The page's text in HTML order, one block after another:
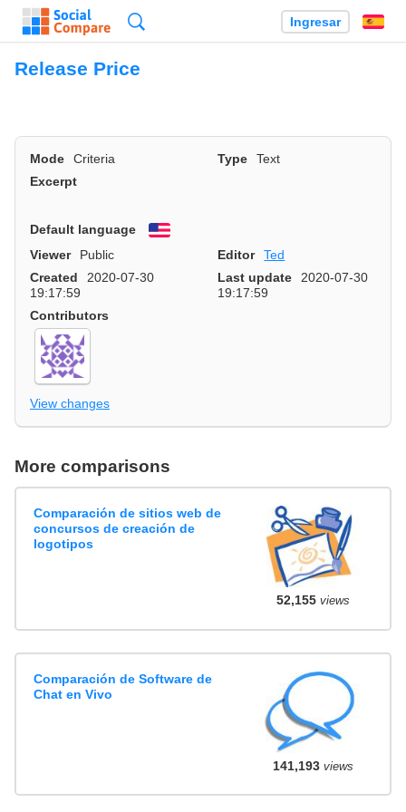
Ingresar
Release Price
Mode Criteria Type
Text
Excerpt
Default language
English
Viewer
Public Editor
Ted
Created
2020-07-30
19:17:59
Last update
2020-07-30
19:17:59
Contributors
View changes
More comparisons
Comparación de sitios web de
concursos de creación de
logotipos
52,155views
Comparación de Software de
Chat en Vivo
141,193views